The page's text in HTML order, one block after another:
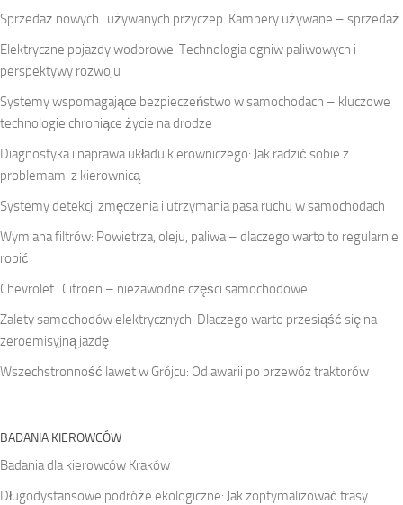
Sprzedaż nowych i używanych przyczep. Kampery używane – sprzedaż
Elektryczne pojazdy wodorowe: Technologia ogniw paliwowych i
perspektywy rozwoju
Systemy wspomagające bezpieczeństwo w samochodach – kluczowe
technologie chroniące życie na drodze
Diagnostyka i naprawa układu kierowniczego: Jak radzić sobie z
problemami z kierownicą
Systemy detekcji zmęczenia i utrzymania pasa ruchu w samochodach
Wymiana filtrów: Powietrza, oleju, paliwa – dlaczego warto to regularnie
robić
Chevrolet i Citroen – niezawodne części samochodowe
Zalety samochodów elektrycznych: Dlaczego warto przesiąść się na
zeroemisyjną jazdę
Wszechstronność lawet w Grójcu: Od awarii po przewóz traktorów
BADANIA KIEROWCÓW
Badania dla kierowców Kraków
Długodystansowe podróże ekologiczne: Jak zoptymalizować trasy i